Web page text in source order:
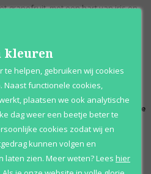
grapefruit, met een hart van iris en
heliotroop.
& Fruitig.
Al 12 jaar
voordelig
100% originele
parfums
kleuren
te helpen, gebruiken wij cookies
functionele cookies,
plaatsen we ook analytische
dag weer een beetje beter te
cookies zodat wij en
kunnen volgen en
laten zien. Meer weten?Lees hier